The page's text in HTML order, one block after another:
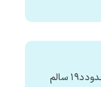
سلام خسته نباشید من مبتلا به انگل شدم حدودد۱۹ سالم